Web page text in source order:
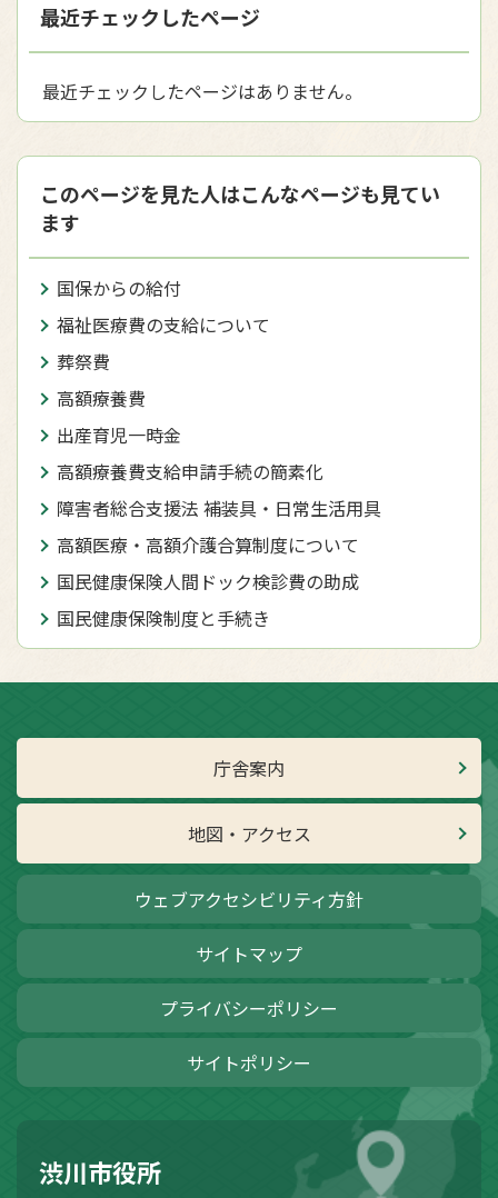
最近チェックしたページ
最近チェックしたページはありません。
このページを見た人はこんなページも見てい
ます
国保からの給付
福祉医療費の支給について
葬祭費
高額療養費
出産育児一時金
高額療養費支給申請手続の簡素化
障害者総合支援法 補装具・日常生活用具
高額医療・高額介護合算制度について
国民健康保険人間ドック検診費の助成
国民健康保険制度と手続き
庁舎案内
地図・アクセス
ウェブアクセシビリティ方針
サイトマップ
プライバシーポリシー
サイトポリシー
渋川市役所